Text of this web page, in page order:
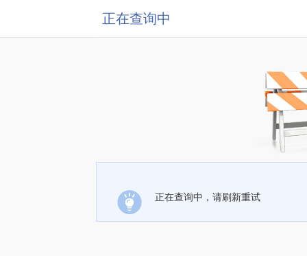
正在查询中
正在查询中，请刷新重试